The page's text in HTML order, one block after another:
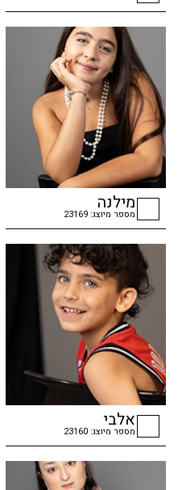
checkbox
checkbox
מילנה
מספר מיוצג: 23169
checkbox
אלבי
מספר מיוצג: 23160